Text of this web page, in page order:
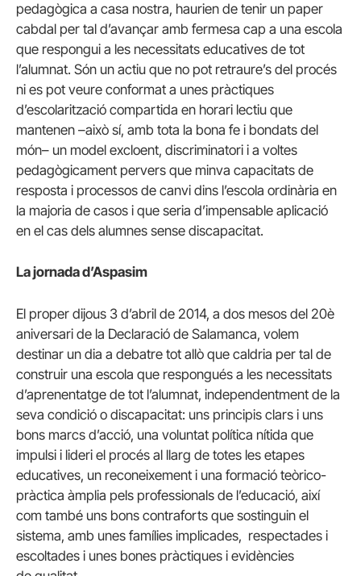
pedagògica a casa nostra, haurien de tenir un paper
cabdal per tal d’avançar amb fermesa cap a una escola
que respongui a les necessitats educatives de tot
l’alumnat. Són un actiu que no pot retraure’s del procés
ni es pot veure conformat a unes pràctiques
d’escolarització compartida en horari lectiu que
mantenen –això sí, amb tota la bona fe i bondats del
món– un model excloent, discriminatori i a voltes
pedagògicament pervers que minva capacitats de
resposta i processos de canvi dins l’escola ordinària en
la majoria de casos i que seria d’impensable aplicació
en el cas dels alumnes sense discapacitat.
La jornada d’Aspasim
El proper dijous 3 d’abril de 2014, a dos mesos del 20è
aniversari de la Declaració de Salamanca, volem
destinar un dia a debatre tot allò que caldria per tal de
construir una escola que respongués a les necessitats
d’aprenentatge de tot l’alumnat, independentment de la
seva condició o discapacitat: uns principis clars i uns
bons marcs d’acció, una voluntat política nítida que
impulsi i lideri el procés al llarg de totes les etapes
educatives, un reconeixement i una formació teòrico-
pràctica àmplia pels professionals de l’educació, així
com també uns bons contraforts que sostinguin el
sistema, amb unes famílies implicades, respectades i
escoltades i unes bones pràctiques i evidències